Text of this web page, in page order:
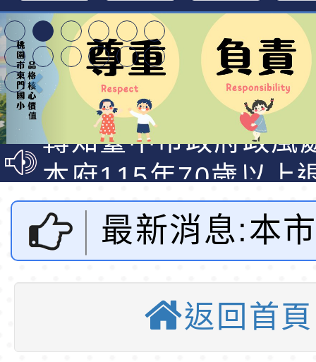
特殊教育學生及幼兒
明手冊(修訂版)與學
說明影片
轉知臺中市政府政風
光城市手牽手，綠能
走」動畫影片
本府115年70歲以上
員健康講座「吃得安
心」，請退休同仁踴
清華光罩教學專業論
動時代中的好老師：
轉環境部「淨零綠領
「115年食農教育專
錄取公告-桃園市桃
最新消息:本
學年度國民
住民生活體
返回首頁